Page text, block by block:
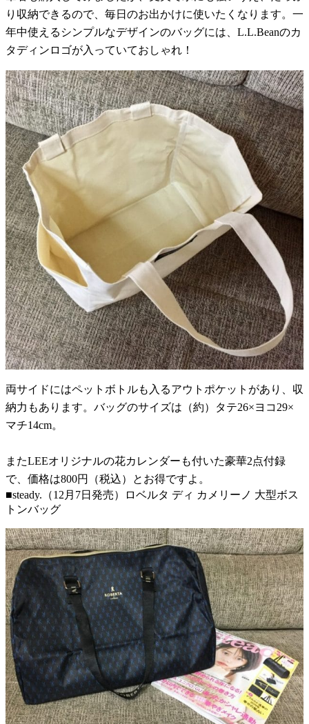
り収納できるので、毎日のお出かけに使いたくなります。一
年中使えるシンプルなデザインのバッグには、L.L.Beanのカ
タディンロゴが入っていておしゃれ！
両サイドにはペットボトルも入るアウトポケットがあり、収
納力もあります。バッグのサイズは（約）タテ26×ヨコ29×
マチ14cm。
またLEEオリジナルの花カレンダーも付いた豪華2点付録
で、価格は800円（税込）とお得ですよ。
■steady.（12月7日発売）ロベルタ ディ カメリーノ 大型ボス
トンバッグ